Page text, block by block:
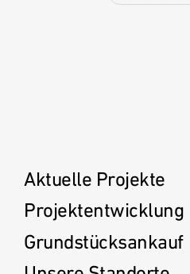
Aktuelle Projekte
Projektentwicklung
Grundstücksankauf